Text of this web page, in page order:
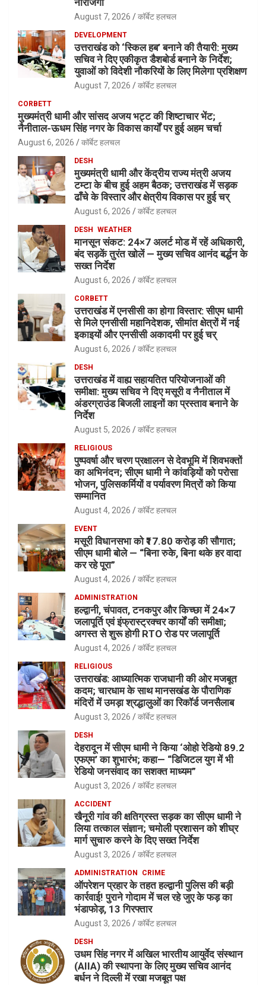
नाराजगी
August 7, 2026 कॉर्बेट हलचल
DEVELOPMENT
उत्तराखंड को ‘स्किल हब’ बनाने की तैयारी: मुख्य
सचिव ने दिए एकीकृत डैशबोर्ड बनाने के निर्देश;
युवाओं को विदेशी नौकरियों के लिए मिलेगा प्रशिक्षण
August 7, 2026 कॉर्बेट हलचल
CORBETT
मुख्यमंत्री धामी और सांसद अजय भट्ट की शिष्टाचार भेंट;
नैनीताल-ऊधम सिंह नगर के विकास कार्यों पर हुई अहम चर्चा
August 6, 2026 कॉर्बेट हलचल
DESH
मुख्यमंत्री धामी और केंद्रीय राज्य मंत्री अजय
टम्टा के बीच हुई अहम बैठक; उत्तराखंड में सड़क
ढाँचे के विस्तार और क्षेत्रीय विकास पर हुई चर्
August 6, 2026 कॉर्बेट हलचल
DESH WEATHER
मानसून संकट: 24×7 अलर्ट मोड में रहें अधिकारी,
बंद सड़कें तुरंत खोलें — मुख्य सचिव आनंद बर्द्धन के
सख्त निर्देश
August 6, 2026 कॉर्बेट हलचल
CORBETT
उत्तराखंड में एनसीसी का होगा विस्तार: सीएम धामी
से मिले एनसीसी महानिदेशक, सीमांत क्षेत्रों में नई
इकाइयों और एनसीसी अकादमी पर हुई चर्
August 6, 2026 कॉर्बेट हलचल
DESH
उत्तराखंड में वाह्य सहायतित परियोजनाओं की
समीक्षा: मुख्य सचिव ने दिए मसूरी व नैनीताल में
अंडरग्राउंड बिजली लाइनों का प्रस्ताव बनाने के
निर्देश
August 5, 2026 कॉर्बेट हलचल
RELIGIOUS
पुष्पवर्षा और चरण प्रक्षालन से देवभूमि में शिवभक्तों
का अभिनंदन; सीएम धामी ने कांवड़ियों को परोसा
भोजन, पुलिसकर्मियों व पर्यावरण मित्रों को किया
सम्मानित
August 4, 2026 कॉर्बेट हलचल
EVENT
मसूरी विधानसभा को ₹17.80 करोड़ की सौगात;
सीएम धामी बोले — “बिना रुके, बिना थके हर वादा
कर रहे पूरा”
August 4, 2026 कॉर्बेट हलचल
ADMINISTRATION
हल्द्वानी, चंपावत, टनकपुर और किच्छा में 24×7
जलापूर्ति एवं इंफ्रास्ट्रक्चर कार्यों की समीक्षा;
अगस्त से शुरू होगी RTO रोड पर जलापूर्ति
August 4, 2026 कॉर्बेट हलचल
RELIGIOUS
उत्तराखंड: आध्यात्मिक राजधानी की ओर मजबूत
कदम; चारधाम के साथ मानसखंड के पौराणिक
मंदिरों में उमड़ा श्रद्धालुओं का रिकॉर्ड जनसैलाब
August 3, 2026 कॉर्बेट हलचल
DESH
देहरादून में सीएम धामी ने किया ‘ओहो रेडियो 89.2
एफएम’ का शुभारंभ; कहा— “डिजिटल युग में भी
रेडियो जनसंवाद का सशक्त माध्यम”
August 3, 2026 कॉर्बेट हलचल
ACCIDENT
खैनूरी गांव की क्षतिग्रस्त सड़क का सीएम धामी ने
लिया तत्काल संज्ञान; चमोली प्रशासन को शीघ्र
मार्ग सुचारु करने के दिए सख्त निर्देश
August 3, 2026 कॉर्बेट हलचल
ADMINISTRATION CRIME
ऑपरेशन प्रहार के तहत हल्द्वानी पुलिस की बड़ी
कार्रवाई! पुराने गोदाम में चल रहे जुए के फड़ का
भंडाफोड़, 13 गिरफ्तार
August 3, 2026 कॉर्बेट हलचल
DESH
उधम सिंह नगर में अखिल भारतीय आयुर्वेद संस्थान
(AIIA) की स्थापना के लिए मुख्य सचिव आनंद
बर्धन ने दिल्ली में रखा मजबूत पक्ष